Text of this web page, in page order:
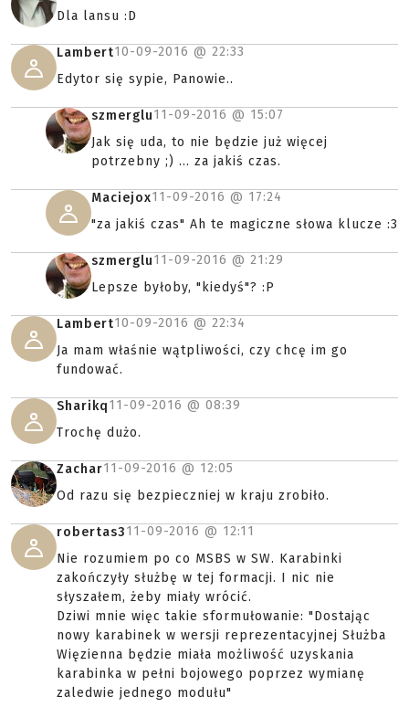
Dla lansu :D
Lambert10-09-2016 @ 22:33
Edytor się sypie, Panowie..
szmerglu11-09-2016 @ 15:07
Jak się uda, to nie będzie już więcej
potrzebny ;) ... za jakiś czas.
Maciejox11-09-2016 @ 17:24
"za jakiś czas" Ah te magiczne słowa klucze :3
szmerglu11-09-2016 @ 21:29
Lepsze byłoby, "kiedyś"? :P
Lambert10-09-2016 @ 22:34
Ja mam właśnie wątpliwości, czy chcę im go
fundować.
Sharikq11-09-2016 @ 08:39
Trochę dużo.
Zachar11-09-2016 @ 12:05
Od razu się bezpieczniej w kraju zrobiło.
robertas311-09-2016 @ 12:11
Nie rozumiem po co MSBS w SW. Karabinki
zakończyły służbę w tej formacji. I nic nie
słyszałem, żeby miały wrócić.
Dziwi mnie więc takie sformułowanie: "Dostając
nowy karabinek w wersji reprezentacyjnej Służba
Więzienna będzie miała możliwość uzyskania
karabinka w pełni bojowego poprzez wymianę
zaledwie jednego modułu"